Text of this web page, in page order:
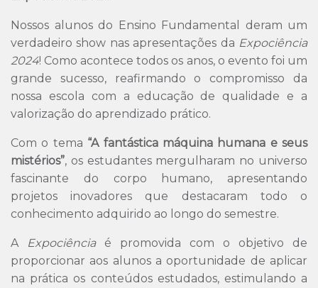
Nossos alunos do Ensino Fundamental deram um
verdadeiro show nas apresentações da Expociência
2024! Como acontece todos os anos, o evento foi um
grande sucesso, reafirmando o compromisso da
nossa escola com a educação de qualidade e a
valorização do aprendizado prático.
Com o tema “A fantástica máquina humana e seus
mistérios”, os estudantes mergulharam no universo
fascinante do corpo humano, apresentando
projetos inovadores que destacaram todo o
conhecimento adquirido ao longo do semestre.
A Expociênciaé promovida com o objetivo de
proporcionar aos alunos a oportunidade de aplicar
na prática os conteúdos estudados, estimulando a